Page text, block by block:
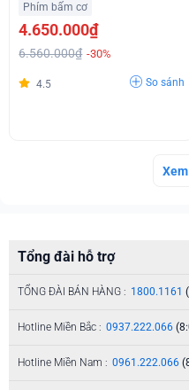
Hợp Lý
Phím bấm cơ
4.650.000₫
6.560.000₫ -30%
4.5 So sánh
Tổng đài hỗ trợ
TỔNG ĐÀI BÁN HÀNG : 1800.1161
Hotline Miền Bắc : 0937.222.066
Hotline Miền Nam : 0961.222.066